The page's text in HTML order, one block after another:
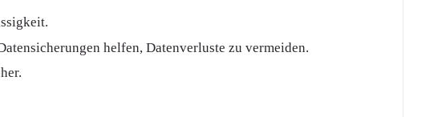
helfen, Datenverluste zu vermeiden.